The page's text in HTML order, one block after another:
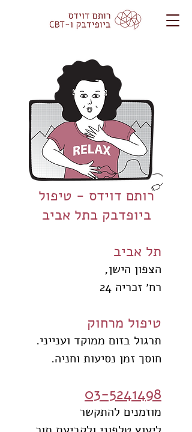
רותם דוידס - טיפול
ביופדבק בתל אביב
תל אביב
הצפון הישן,
רח׳ זכריה 24
טיפול מרחוק
תרגול בזום ממוקד וענייני.
חוסך זמן נסיעות וחניה.
03-5241498
מוזמנים להתקשר